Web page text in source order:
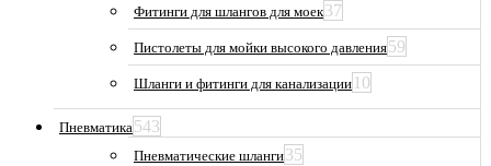
Фитинги для шлангов для моек37
Пистолеты для мойки высокого давления59
Шланги и фитинги для канализации 10
Пневматика543
Пневматические шланги35